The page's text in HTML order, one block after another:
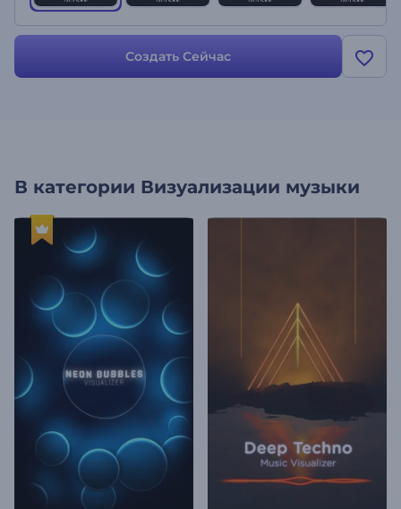
Создать Сейчас
В категории Визуализации музыки